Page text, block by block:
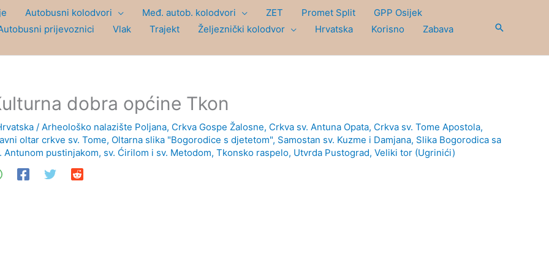
Autobusni kolodvori Međ. autob. kolodvori ZET Promet Split
GPP Osijek
prijevoznici Vlak Trajekt Željeznički kolodvor Hrvatska Korisno
Zabava
Search
dobra općine Tkon
/ Arheološko nalazište Poljana, Crkva Gospe Žalosne, Crkva sv. Antuna Opata, Crkva sv. Tome Apostola,
oltar crkve sv. Tome, Oltarna slika "Bogorodice s djetetom", Samostan sv. Kuzme i Damjana, Slika Bogorodica sa
Antunom pustinjakom, sv. Ćirilom i sv. Metodom, Tkonsko raspelo, Utvrda Pustograd, Veliki tor (Ugrinići)